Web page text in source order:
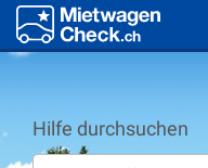
Hilfe durchsuchen